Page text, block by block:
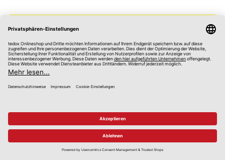
Tipp:Hier finden Sie weiteres
Große Auswahl zum kleinen Preis
Schiebegardinen sind eine moderne und flexible Lösung für
moderne Einrichtungen. Sie bieten Sichtschutz, setzen Akzente
und können auch als Raumtrenner eingesetzt werden. Egal, ob